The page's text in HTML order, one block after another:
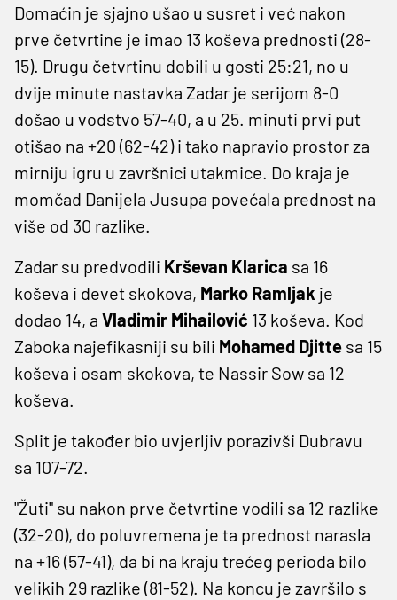
Domaćin je sjajno ušao u susret i već nakon
prve četvrtine je imao 13 koševa prednosti (28-
15). Drugu četvrtinu dobili u gosti 25:21, no u
dvije minute nastavka Zadar je serijom 8-0
došao u vodstvo 57-40, a u 25. minuti prvi put
otišao na +20 (62-42) i tako napravio prostor za
mirniju igru u završnici utakmice. Do kraja je
momčad Danijela Jusupa povećala prednost na
više od 30 razlike.
Zadar su predvodili Krševan Klarica sa 16
koševa i devet skokova, Marko Ramljak je
dodao 14, a Vladimir Mihailović 13 koševa. Kod
Zaboka najefikasniji su bili Mohamed Djitte sa 15
koševa i osam skokova, te Nassir Sow sa 12
koševa.
Split je također bio uvjerljiv porazivši Dubravu
sa 107-72.
"Žuti" su nakon prve četvrtine vodili sa 12 razlike
(32-20), do poluvremena je ta prednost narasla
na +16 (57-41), da bi na kraju trećeg perioda bilo
velikih 29 razlike (81-52). Na koncu je završilo s